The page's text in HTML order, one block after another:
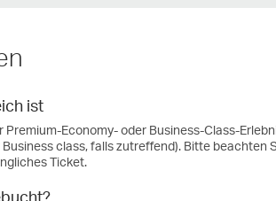
ist
Economy- oder Business-Class-
class, falls zutreffend). Bitte beachten
Ticket.